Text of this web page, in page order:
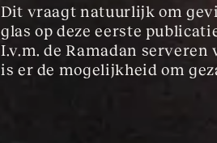
Dit vraagt natuurlijk om
glas op deze eerste
I.v.m. de Ramadan serveren
is er de mogelijkheid om